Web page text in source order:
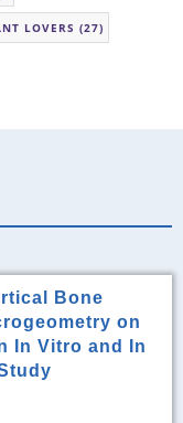
LOVERS (27)
Bone
on
In Vitro and In